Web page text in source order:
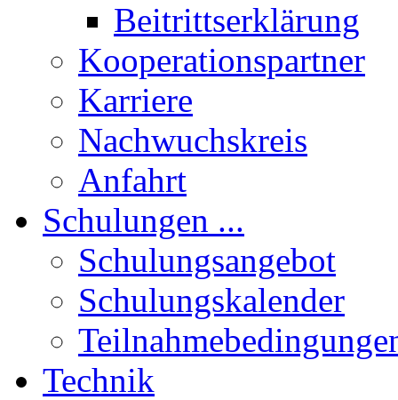
Beitrittserklärung
Kooperationspartner
Karriere
Nachwuchskreis
Anfahrt
Schulungen ...
Schulungsangebot
Schulungskalender
Technik